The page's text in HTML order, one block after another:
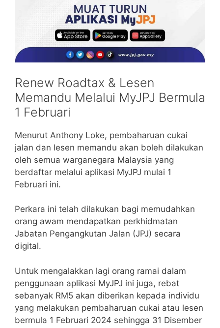
Renew Roadtax & Lesen
Memandu Melalui MyJPJ Bermula
1 Februari
Menurut Anthony Loke, pembaharuan cukai
jalan dan lesen memandu akan boleh dilakukan
oleh semua warganegara Malaysia yang
berdaftar melalui aplikasi MyJPJ mulai 1
Februari ini.
Perkara ini telah dilakukan bagi memudahkan
orang awam mendapatkan perkhidmatan
Jabatan Pengangkutan Jalan (JPJ) secara
digital.
Untuk mengalakkan lagi orang ramai dalam
penggunaan aplikasi MyJPJ ini juga, rebat
sebanyak RM5 akan diberikan kepada individu
yang melakukan pembaharuan cukai atau lesen
bermula 1 Februari 2024 sehingga 31 Disember